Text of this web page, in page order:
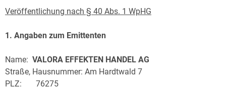
Veröffentlichung nach § 40 Abs. 1 WpHG
1. Angaben zum Emittenten
Name: VALORA EFFEKTEN HANDEL AG
Straße, Hausnummer: Am Hardtwald 7
PLZ: 76275